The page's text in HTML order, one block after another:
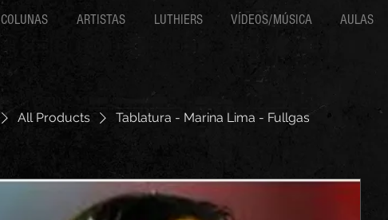
COLUNAS ARTISTAS LUTHIERS VÍDEOS/MÚSICA AULAS
All Products Tablatura - Marina Lima - Fullgas